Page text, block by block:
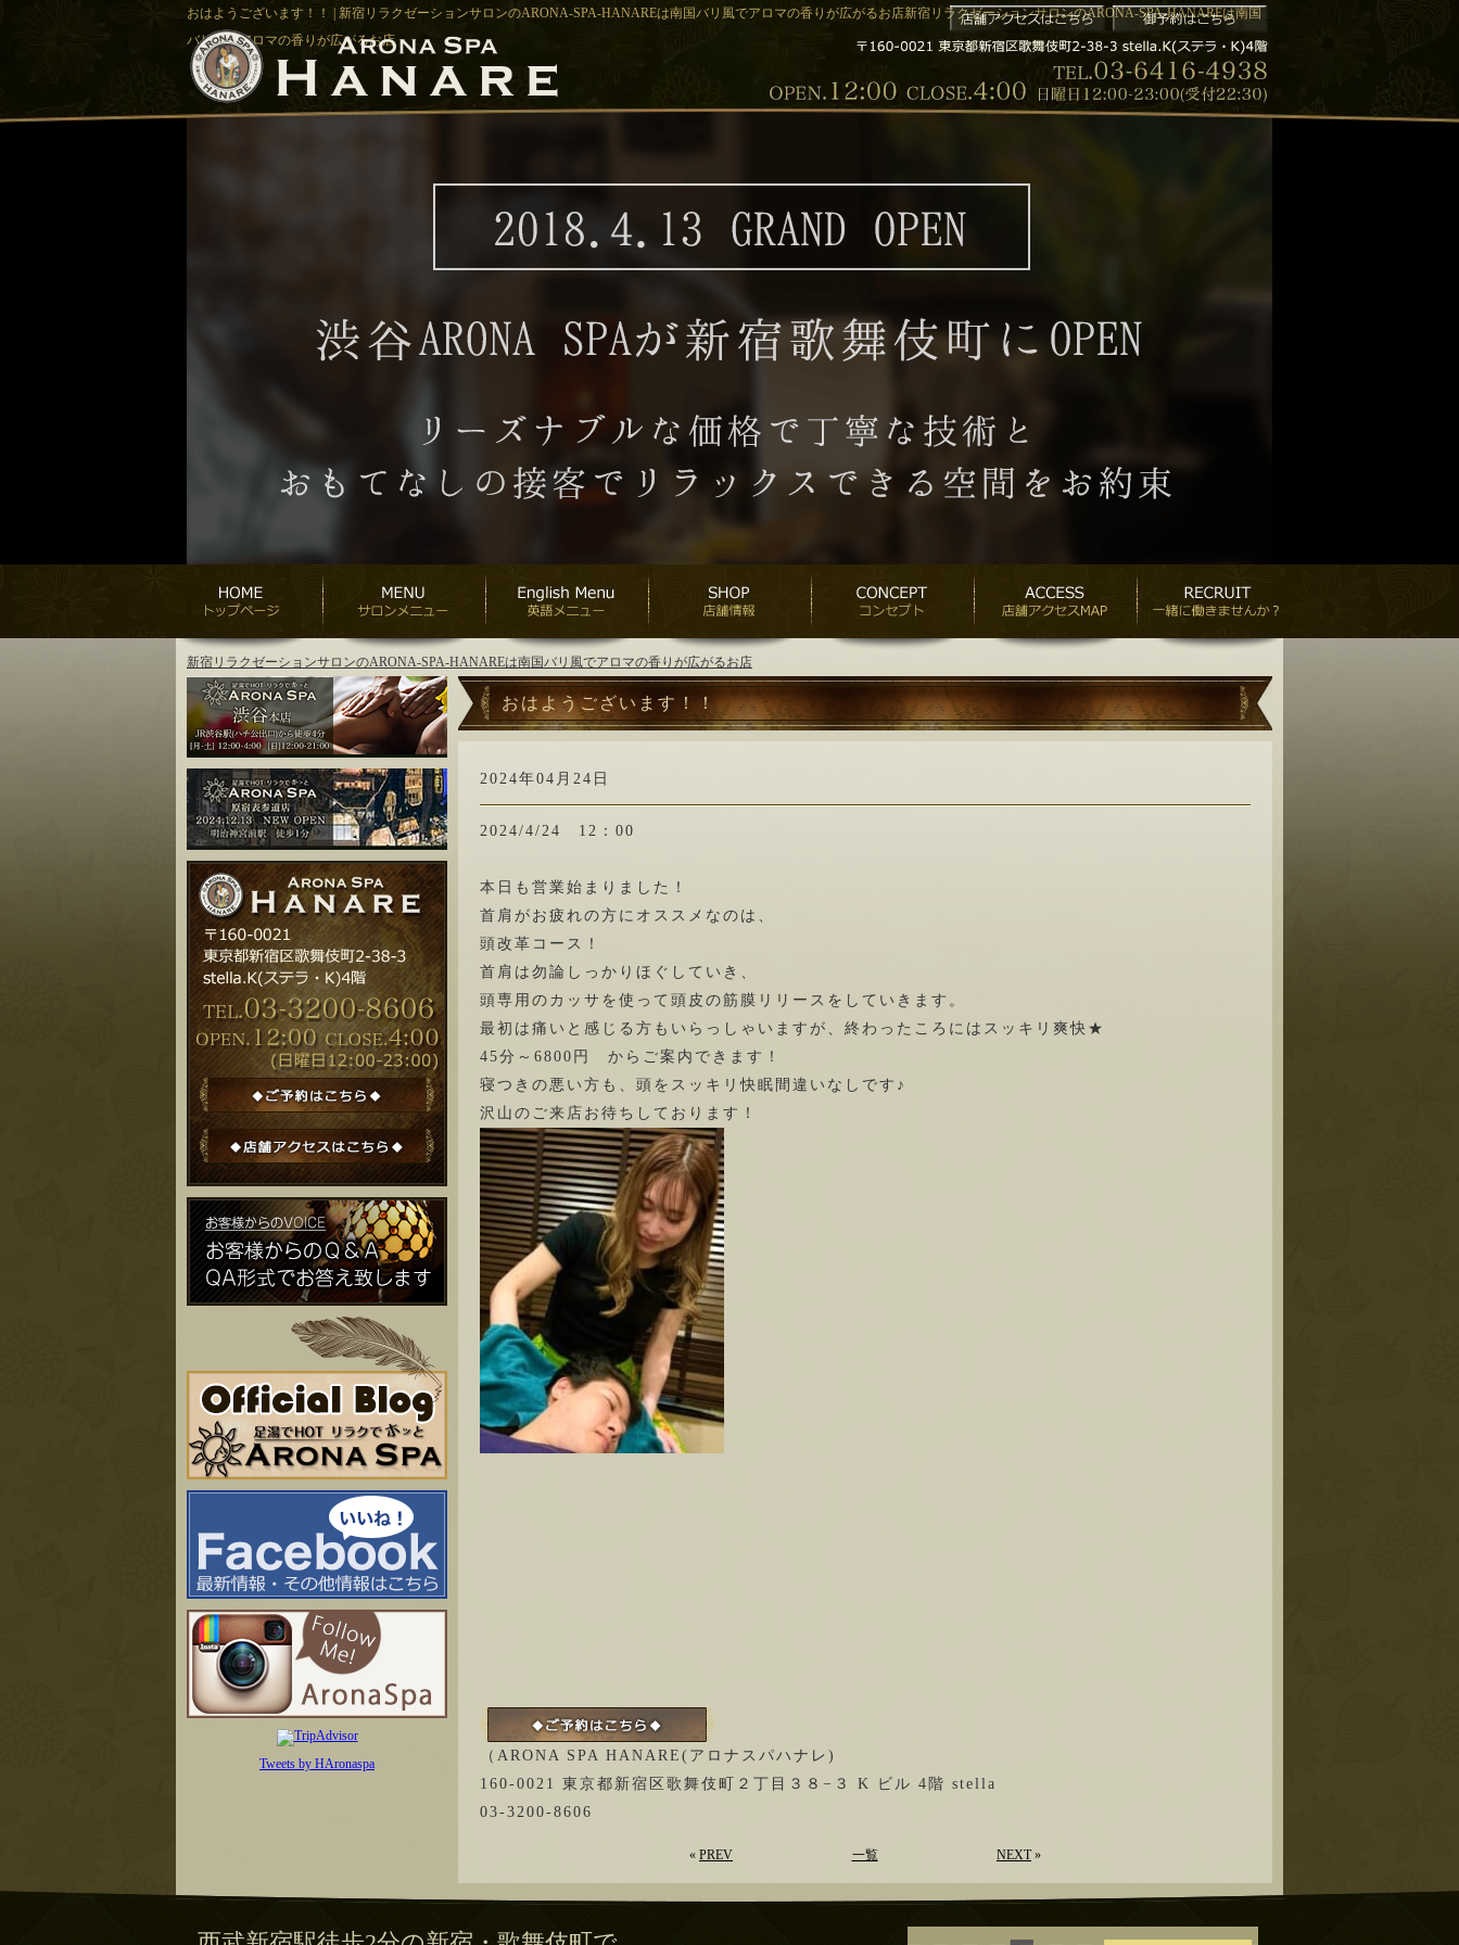
おはようございます！！ | 新宿リラクゼーションサロンのARONA-SPA-HANAREは南国バリ風でアロマの香りが広がるお店新宿リラクゼーションサロンのARONA-SPA-HANAREは南国
バリ風でアロマの香りが広がるお店
新宿リラクゼーションサロンのARONA-SPA-HANAREは南国バリ風でアロマの香りが広がるお店
おはようございます！！
2024年04月24日
2024/4/24 12：00
本日も営業始まりました！
首肩がお疲れの方にオススメなのは、
頭改革コース！
首肩は勿論しっかりほぐしていき、
頭専用のカッサを使って頭皮の筋膜リリースをしていきます。
最初は痛いと感じる方もいらっしゃいますが、終わったころにはスッキリ爽快★
45分～6800円 からご案内できます！
寝つきの悪い方も、頭をスッキリ快眠間違いなしです♪
沢山のご来店お待ちしております！
（ARONA SPA HANARE(アロナスパハナレ)
160-0021 東京都新宿区歌舞伎町２丁目３８−３ K ビル 4階 stella
03-3200-8606
« PREV 一覧 NEXT»
Tweets by HAronaspa